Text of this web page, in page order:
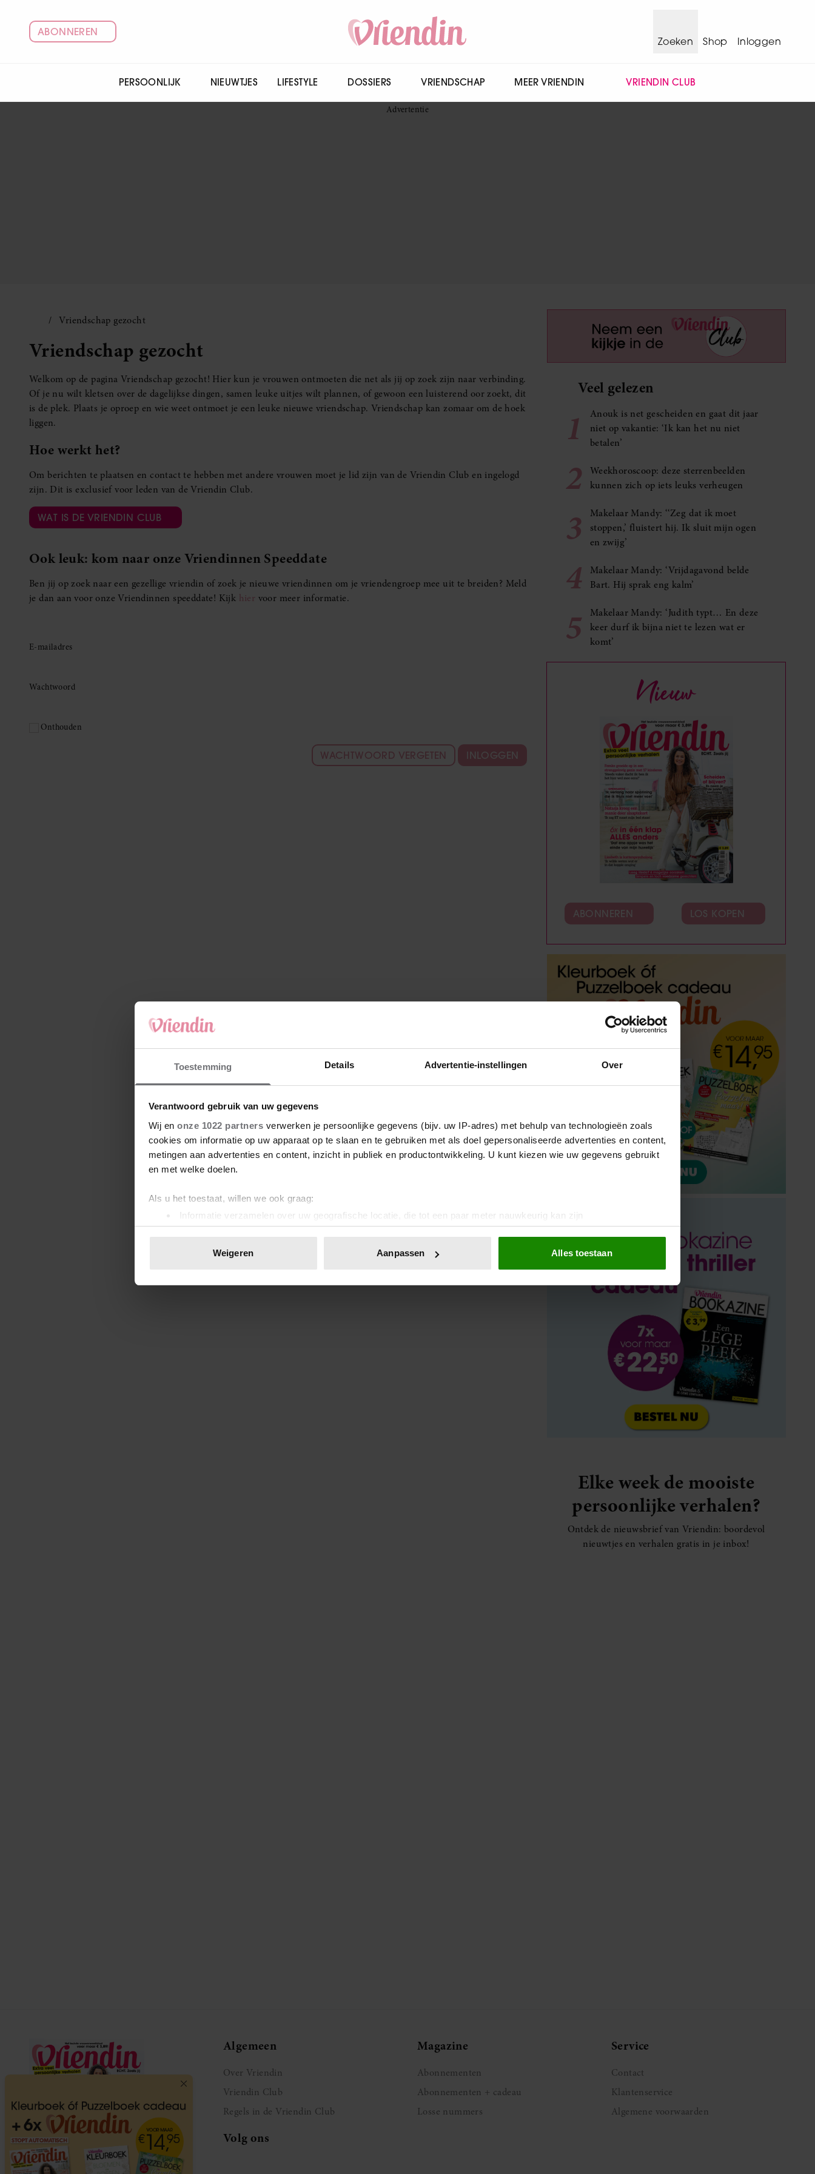
Toestemming Details Advertentie-instellingen Over
Verantwoord gebruik van uw gegevens
Wij en onze 1022 partners verwerken je persoonlijke gegevens (bijv. uw IP-adres) met behulp van technologieën zoals
cookies om informatie op uw apparaat op te slaan en te gebruiken met als doel gepersonaliseerde advertenties en content,
metingen aan advertenties en content, inzicht in publiek en productontwikkeling. U kunt kiezen wie uw gegevens gebruikt
en met welke doelen.
Als u het toestaat, willen we ook graag:
Informatie verzamelen over uw geografische locatie, die tot een paar meter nauwkeurig kan zijn
Uw apparaat identificeren door het actief te scannen op specifieke eigenschappen (fingerprinting)
toestemming op elk moment wijzigen of intrekken in de Cookieverklaring.
We gebruiken cookies om content en advertenties te personaliseren, om functies voor social media te bieden en om ons
media, adverteren en analyse. Deze partners kunnen deze gegevens combineren met andere informatie die u aan ze heeft
verstrekt of die ze hebben verzameld op basis van uw gebruik van hun services. U gaat akkoord met onze cookies als u
Weigeren Aanpassen Alles toestaan
ABONNEREN
Zoeken
Shop Inloggen
PERSOONLIJK NIEUWTJES LIFESTYLE DOSSIERS VRIENDSCHAP MEER VRIENDIN VRIENDIN CLUB
Vriendschap gezocht
Vriendschap gezocht
Welkom op de pagina Vriendschap gezocht! Hier kun je vrouwen ontmoeten die net als jij op zoek zijn naar verbinding.
Of je nu wilt kletsen over de dagelijkse dingen, samen leuke uitjes wilt plannen, of gewoon een luisterend oor zoekt, dit
is de plek. Plaats je oproep en wie weet ontmoet je een leuke nieuwe vriendschap. Vriendschap kan zomaar om de hoek
liggen.
Hoe werkt het?
Om berichten te plaatsen en contact te hebben met andere vrouwen moet je lid zijn van de Vriendin Club en ingelogd
zijn. Dit is exclusief voor leden van de Vriendin Club.
WAT IS DE VRIENDIN CLUB
Ook leuk: kom naar onze Vriendinnen Speeddate
Ben jij op zoek naar een gezellige vriendin of zoek je nieuwe vriendinnen om je vriendengroep mee uit te breiden? Meld
je dan aan voor onze Vriendinnen speeddate! Kijk hier voor meer informatie.
E-mailadres
Wachtwoord
Onthouden
WACHTWOORD VERGETEN INLOGGEN
Veel gelezen
1
Anouk is net gescheiden en gaat dit jaar
niet op vakantie: ‘Ik kan het nu niet
betalen’
2
Weekhoroscoop: deze sterrenbeelden
kunnen zich op iets leuks verheugen
3
Makelaar Mandy: ‘‘Zeg dat ik moet
stoppen,’ fluistert hij. Ik sluit mijn ogen
en zwijg’
4
Makelaar Mandy: ‘Vrijdagavond belde
Bart. Hij sprak eng kalm’
5
Makelaar Mandy: ‘Judith typt… En deze
keer durf ik bijna niet te lezen wat er
komt’
Nieuw
ABONNEREN LOS KOPEN
Elke week de mooiste
persoonlijke verhalen?
Ontdek de nieuwsbrief van Vriendin: boordevol
nieuwtjes en verhalen gratis in je inbox!
Algemeen
Over Vriendin
Vriendin Club
Regels in de Vriendin Club
Volg ons
Magazine
Abonnementen
Abonnementen + cadeau
Losse nummers
Service
Contact
Klantenservice
Algemene voorwaarden